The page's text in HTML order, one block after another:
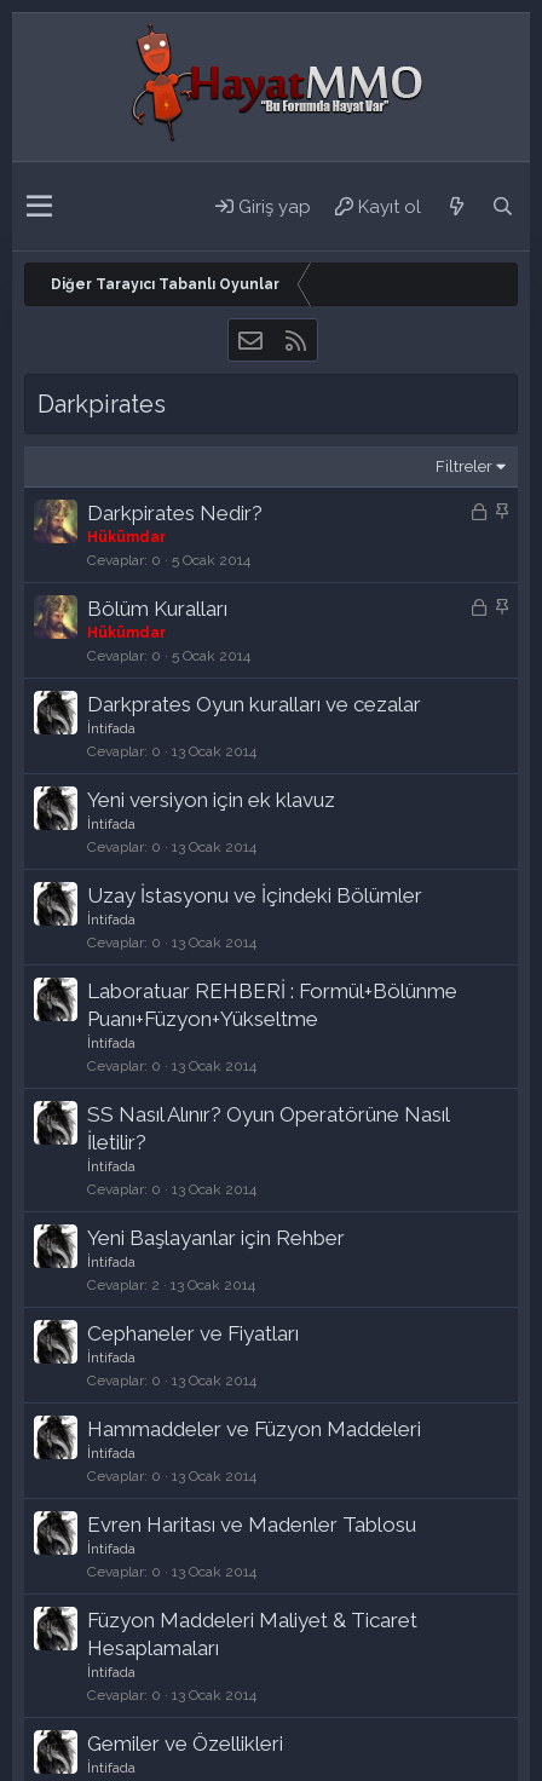
Giriş yap Kayıt ol
Diğer Tarayıcı Tabanlı Oyunlar
Bize ulaşın
Darkpirates
Filtreler
K
i
t
S
i
t
Darkpirates Nedir?
Hükümdar
Cevaplar 0 5 Ocak 2014
K
i
S
i
Bölüm Kuralları
Hükümdar
Cevaplar 0 5 Ocak 2014
Darkprates Oyun kuralları ve cezalar
İntifada
Cevaplar 0 13 Ocak 2014
Yeni versiyon için ek klavuz
İntifada
Cevaplar 0 13 Ocak 2014
Uzay İstasyonu ve İçindeki Bölümler
İntifada
Cevaplar 0 13 Ocak 2014
Laboratuar REHBERİ : Formül+Bölünme
Puanı+Füzyon+Yükseltme
İntifada
Cevaplar 0 13 Ocak 2014
SS Nasıl Alınır? Oyun Operatörüne Nasıl
İletilir?
İntifada
Cevaplar 0 13 Ocak 2014
Yeni Başlayanlar için Rehber
İntifada
Cevaplar 2 13 Ocak 2014
Cephaneler ve Fiyatları
İntifada
Cevaplar 0 13 Ocak 2014
Hammaddeler ve Füzyon Maddeleri
İntifada
Cevaplar 0 13 Ocak 2014
Evren Haritası ve Madenler Tablosu
İntifada
Cevaplar 0 13 Ocak 2014
Füzyon Maddeleri Maliyet & Ticaret
Hesaplamaları
İntifada
Cevaplar 0 13 Ocak 2014
Gemiler ve Özellikleri
İntifada